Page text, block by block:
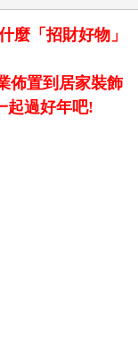
麼「招財好物」
佈置到居家裝飾
起過好年吧!